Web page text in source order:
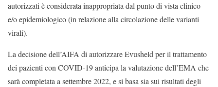
autorizzati è considerata inappropriata dal punto di vista clinico
e/o epidemiologico (in relazione alla circolazione delle varianti
virali).
La decisione dell’AIFA di autorizzare Evusheld per il trattamento
dei pazienti con COVID-19 anticipa la valutazione dell’EMA che
sarà completata a settembre 2022, e si basa sia sui risultati degli